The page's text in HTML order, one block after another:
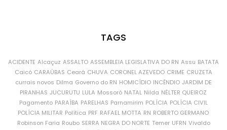
TAGS
ACIDENTE Alcaçuz ASSALTO ASSEMBLEIA LEGISLATIVA DO RN Assu BATATA
Caicó CARAÚBAS Ceará CHUVA CORONEL AZEVEDO CRIME CRUZETA
currais novos Dilma Governo do RN HOMICÍDIO INCÊNDIO JARDIM DE
PIRANHAS JUCURUTU LULA Mossoró NATAL Nilda NÉLTER QUEIROZ
Pagamento PARAÍBA PARELHAS Parnamirim POLÍCIA POLÍCIA CIVIL
POLÍCIA MILITAR Política PRF RAFAEL MOTTA RN ROBERTO GERMANO
Robinson Faria Roubo SERRA NEGRA DO NORTE Temer UFRN Vivaldo